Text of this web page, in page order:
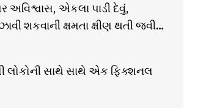
એકલા પાડી દેવું,
શકવાની ક્ષમતા ક્ષીણ થતી જવી…
લોકોની સાથે સાથે એક ફિક્શનલ